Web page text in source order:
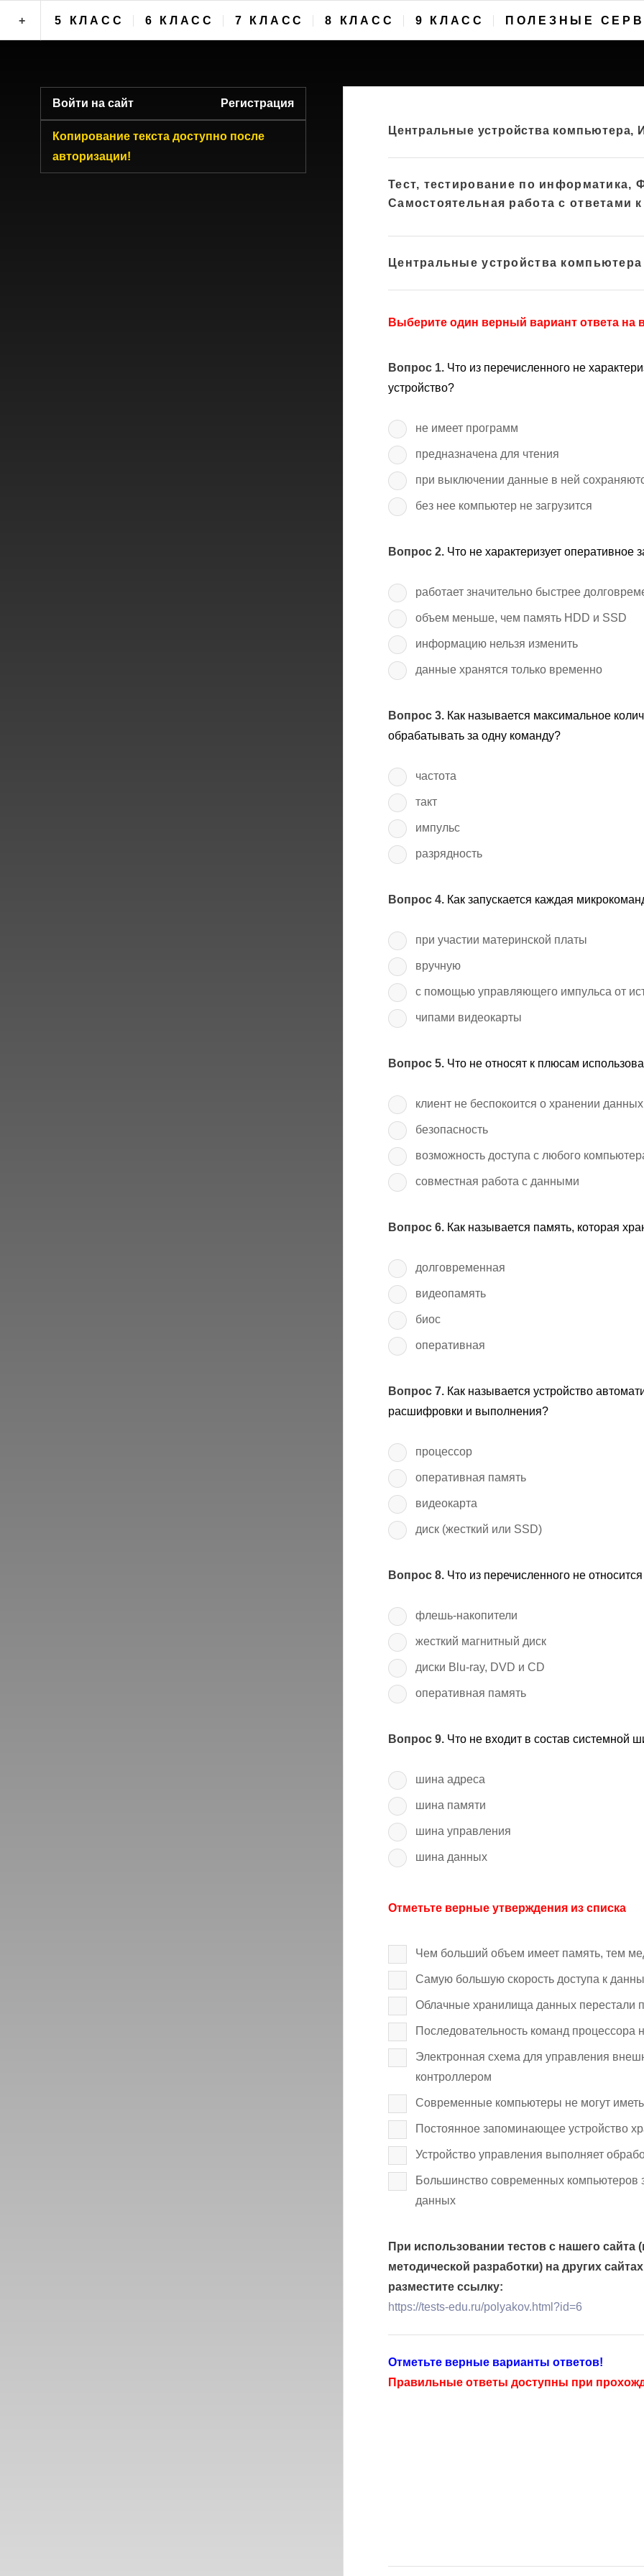
+ 5 КЛАСС 6 КЛАСС 7 КЛАСС 8 КЛАСС 9 КЛАСС ПОЛЕЗНЫЕ
Войти на сайт Регистрация
Копирование текста доступно после
авторизации!
Центральные устройства
Тест, тестирование по информатика,
Самостоятельная работа с ответами
Центральные устройства компьютера
Выберите один верный вариант ответа на
Вопрос 1.Что из перечисленного не
устройство?
не имеет программ
предназначена для чтения
при выключении данные в ней
без нее компьютер не загрузится
Вопрос 2.Что не характеризует оперативное
работает значительно быстрее
объем меньше, чем память HDD и SSD
информацию нельзя изменить
данные хранятся только временно
Вопрос 3.Как называется максимальное
обрабатывать за одну команду?
частота
такт
импульс
разрядность
Вопрос 4.Как запускается каждая
при участии материнской платы
вручную
с помощью управляющего импульса от
чипами видеокарты
Вопрос 5.Что не относят к плюсам
клиент не беспокоится о хранении данных
безопасность
возможность доступа с любого
совместная работа с данными
Вопрос 6.Как называется память, которая
долговременная
видеопамять
биос
оперативная
Вопрос 7.Как называется устройство
расшифровки и выполнения?
процессор
оперативная память
видеокарта
диск (жесткий или SSD)
Вопрос 8.Что из перечисленного не
флешь-накопители
жесткий магнитный диск
диски Blu-ray, DVD и CD
оперативная память
Вопрос 9.Что не входит в состав системной
шина адреса
шина памяти
шина управления
шина данных
Отметьте верные утверждения из списка
Чем больший объем имеет память, тем
Самую большую скорость доступа к
Облачные хранилища данных перестали
Последовательность команд процессора
Электронная схема для управления
контроллером
Современные компьютеры не могут
Постоянное запоминающее устройство
Устройство управления выполняет
Большинство современных компьютеров
данных
При использовании тестов с нашего сайта
методической разработки) на других
разместите ссылку:
https://tests-edu.ru/polyakov.html?id=6
Отметьте верные варианты ответов!
Правильные ответы доступны при